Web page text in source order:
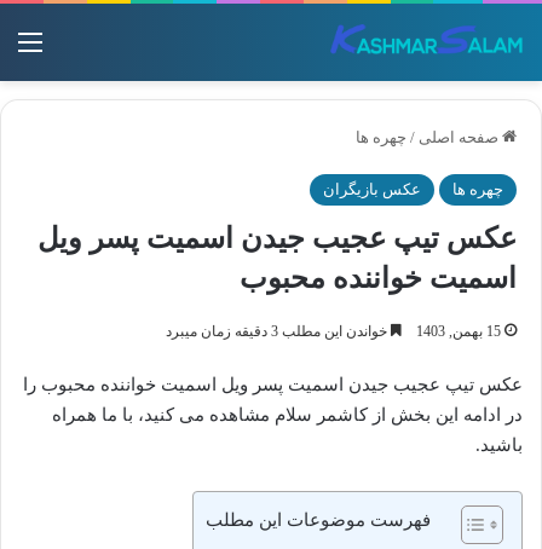
صفحه اصلی / چهره ها
چهره ها عکس بازیگران
عکس تیپ عجیب جیدن اسمیت پسر ویل
اسمیت خواننده محبوب
15 بهمن, 1403 خواندن این مطلب 3 دقیقه زمان میبرد
عکس تیپ عجیب جیدن اسمیت پسر ویل اسمیت خواننده محبوب را
در ادامه این بخش از کاشمر سلام مشاهده می کنید، با ما همراه
باشید.
فهرست موضوعات این مطلب